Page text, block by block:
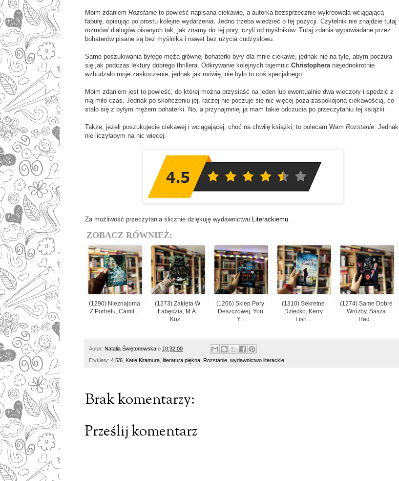
Moim zdaniem Rozstanie to powieść napisana ciekawie, a autorka bezsprzecznie wykreowała wciągającą
fabułę, opisując po prostu kolejne wydarzenia. Jedno trzeba wiedzieć o tej pozycji. Czytelnik nie znajdzie tutaj
rozmów/ dialogów pisanych tak, jak znamy do tej pory, czyli od myślników. Tutaj zdania wypowiadane przez
bohaterów pisane są bez myślnika i nawet bez użycia cudzysłowu.
Same poszukiwania byłego męża głównej bohaterki były dla mnie ciekawe, jednak nie na tyle, abym poczuła
się jak podczas lektury dobrego thrillera. Odkrywanie kolejnych tajemnic Christophera niejednokrotnie
wzbudzało moje zaskoczenie, jednak jak mówię, nie było to coś specjalnego.
Moim zdaniem jest to powieść, do której można przysiąść na jeden lub ewentualnie dwa wieczory i spędzić z
nią miło czas. Jednak po skończeniu jej, raczej nie poczuje się nic więcej poza zaspokojoną ciekawością, co
stało się z byłym mężem bohaterki. No, a przynajmniej ja mam takie odczucia po przeczytaniu tej książki.
Także, jeżeli poszukujecie ciekawej i wciągającej, choć na chwilę książki, to polecam Wam Rozstanie. Jednak
nie liczyłabym na nic więcej.
Za możliwość przeczytania ślicznie dziękuję wydawnictwu Literackiemu.
ZOBACZ RÓWNIEŻ:
(1290) Nieznajoma
Z Portretu, Camil...
(1273) Zaklęta W
Łabędzia, M.A.
Kuz...
(1266) Sklep Pory
Deszczowej, You
Y...
(1310) Sekretne
Dziecko, Kerry
Fish...
(1274) Same Dobre
Wróżby, Sasza
Had...
Autor: Natalia Świętonowska o 10:32:00
Etykiety: 4.5/6 Katie Kitamura literatura piękna Rozstanie wydawnictwo literackie
Brak komentarzy:
Prześlij komentarz